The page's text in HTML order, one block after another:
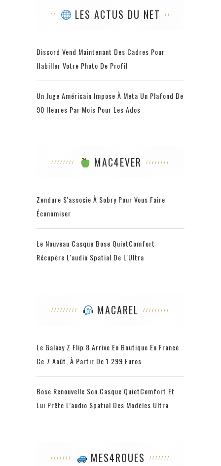
LES ACTUS DU NET
Discord Vend Maintenant Des Cadres Pour
Habiller Votre Photo De Profil
Un Juge Américain Impose À Meta Un Plafond De
90 Heures Par Mois Pour Les Ados
MAC4EVER
Zendure S'associe À Sobry Pour Vous Faire
Économiser
Le Nouveau Casque Bose QuietComfort
Récupère L'audio Spatial De L'Ultra
MACAREL
Le Galaxy Z Flip 8 Arrive En Boutique En France
Ce 7 Août, À Partir De 1 299 Euros
Bose Renouvelle Son Casque QuietComfort Et
Lui Prête L’audio Spatial Des Modèles Ultra
MES4ROUES